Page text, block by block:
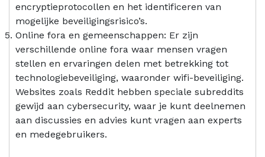
encryptieprotocollen en het identificeren van
mogelijke beveiligingsrisico’s.
Online fora en gemeenschappen: Er zijn
verschillende online fora waar mensen vragen
stellen en ervaringen delen met betrekking tot
technologiebeveiliging, waaronder wifi-beveiliging.
Websites zoals Reddit hebben speciale subreddits
gewijd aan cybersecurity, waar je kunt deelnemen
aan discussies en advies kunt vragen aan experts
en medegebruikers.